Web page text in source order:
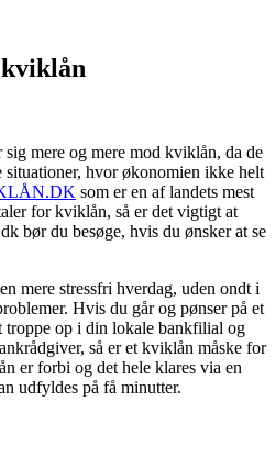
mere og mere mod kviklån, da de
hvor økonomien ikke helt
som er en af landets mest
for kviklån, så er det vigtigt at
bør du besøge, hvis du ønsker at se
mere stressfri hverdag, uden ondt i
Hvis du går og pønser på et
troppe op i din lokale bankfilial og
så er et kviklån måske for
er forbi og det hele klares via en
udfyldes på få minutter.